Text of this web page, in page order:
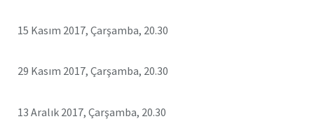
15 Kasım 2017, Çarşamba, 20.30
29 Kasım 2017, Çarşamba, 20.30
13 Aralık 2017, Çarşamba, 20.30